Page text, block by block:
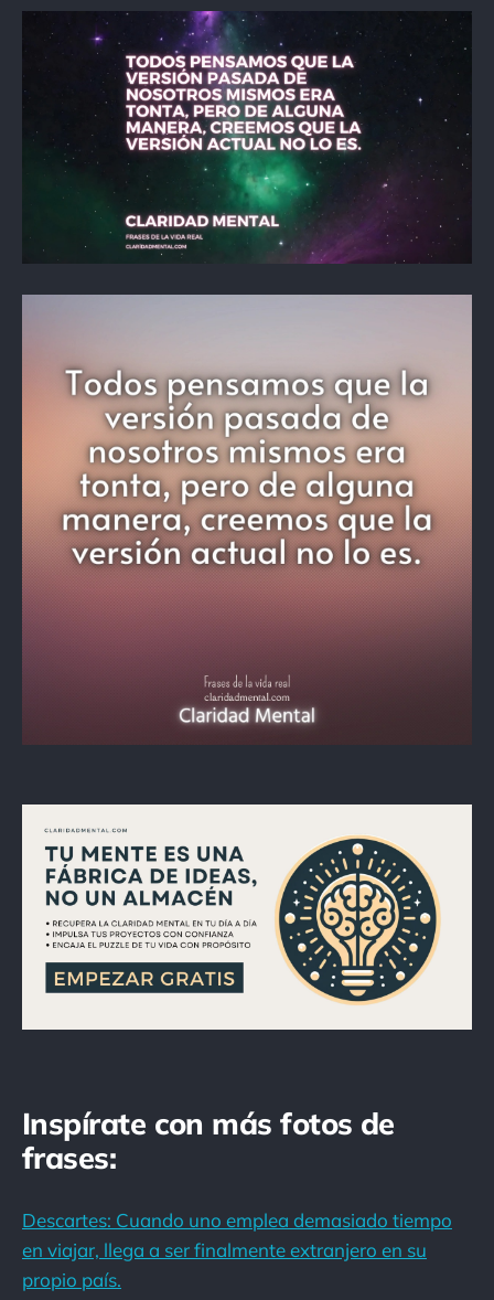
Inspírate con más fotos de
frases:
Descartes: Cuando uno emplea demasiado tiempo
en viajar, llega a ser finalmente extranjero en su
propio país.